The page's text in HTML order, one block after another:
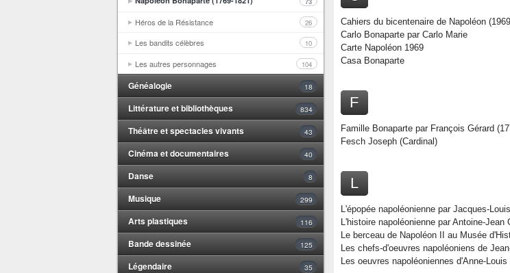
Héros de la Résistance 26
Les bandits célèbres 10
Les autres personnages 104
Généalogie 18
Littérature et bibliothèques 834
Théâtre et spectacles vivants 43
Cinéma et documentaires 40
Danse 8
Musique 299
Arts plastiques 116
Bande dessinée 125
Légendaire 35
Cahiers du bicentenaire de Napoléon
Carlo Bonaparte par Carlo Marie
Carte Napoléon 1969
Casa Bonaparte
F
Famille Bonaparte par François Gérard
Fesch Joseph (Cardinal)
L
L'épopée napoléonienne par Jacques-
L'histoire napoléonienne par Antoine-Jean
Le berceau de Napoléon II au Musée
Les chefs-d'oeuvres napoléoniens de
Les oeuvres napoléoniennes d'Anne-